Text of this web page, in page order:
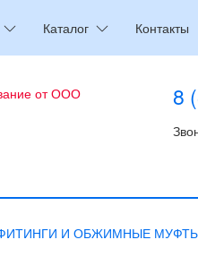
Каталог Контакты
8
И ОБЖИМНЫЕ